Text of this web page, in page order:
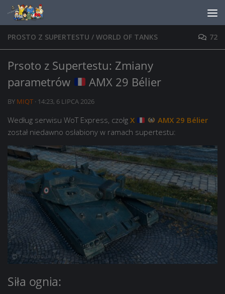
Skip to content
PROSTO Z SUPERTESTU / WORLD OF TANKS 72
Prsoto z Supertestu: Zmiany
parametrów
AMX 29 Bélier
BY MIQT · 14:23, 6 LIPCA 2026
Według serwisu WoT Express, czołg X
AMX 29 Bélier
został niedawno osłabiony w ramach supertestu:
Siła ognia: